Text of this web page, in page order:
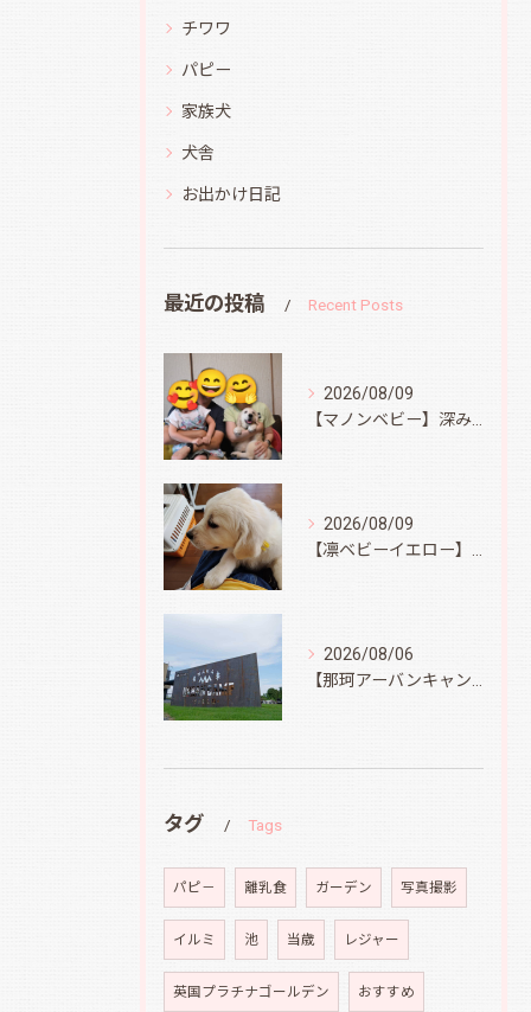
チワワ
パピー
家族犬
犬舎
お出かけ日記
最近の投稿 Recent Posts
2026/08/09
2026/08/09
2026/08/06
タグ Tags
パピ－ 離乳食 ガーデン 写真撮影
イルミ 池 当歳 レジャー
英国プラチナゴールデン おすすめ